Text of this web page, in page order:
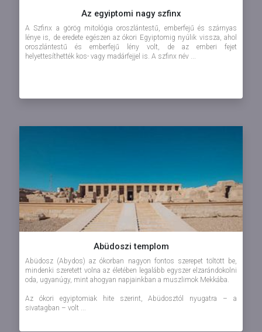
Az egyiptomi nagy szfinx
A Szfinx a görög mitológia oroszlántestű, emberfejű és szárnyas
lénye is, de eredete egészen az ókori Egyiptomig nyúlik vissza, ahol
oroszlántestű és emberfejű lény volt, de az emberi fejet
helyettesíthették kos- vagy madárfejjel is. A szfinx név ...
Abüdoszi templom
Abüdosz (Abydos) az ókorban nagyon fontos szerepet töltött be,
mindenki szeretett volna az életében legalább egyszer elzarándokolni
oda, ugyanúgy, mint ahogyan napjainkban a muszlimok Mekkába.
Az ókori egyiptomiak hite szerint, Abüdosztól nyugatra – a
sivatagban – volt ...